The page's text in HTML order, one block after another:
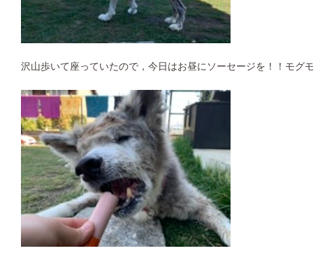
沢山歩いて座っていたので，今日はお昼にソーセージを！！モグ